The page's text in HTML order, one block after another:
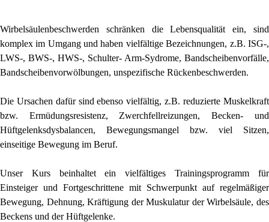
Wirbelsäulenbeschwerden schränken die Lebensqualität ein, sind
komplex im Umgang und haben vielfältige Bezeichnungen, z.B. ISG-,
LWS-, BWS-, HWS-, Schulter- Arm-Sydrome, Bandscheibenvorfälle,
Bandscheibenvorwölbungen, unspezifische Rückenbeschwerden.
Die Ursachen dafür sind ebenso vielfältig, z.B. reduzierte Muskelkraft
bzw. Ermüdungsresistenz, Zwerchfellreizungen, Becken- und
Hüftgelenksdysbalancen, Bewegungsmangel bzw. viel Sitzen,
einseitige Bewegung im Beruf.
Unser Kurs beinhaltet ein vielfältiges Trainingsprogramm für
Einsteiger und Fortgeschrittene mit Schwerpunkt auf regelmäßiger
Bewegung, Dehnung, Kräftigung der Muskulatur der Wirbelsäule, des
Beckens und der Hüftgelenke.